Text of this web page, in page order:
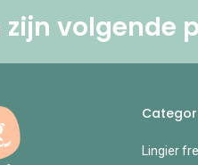
volgende
Lingier